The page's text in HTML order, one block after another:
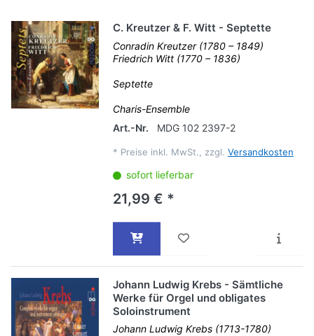
C. Kreutzer & F. Witt - Septette
Conradin Kreutzer (1780 – 1849)
Friedrich Witt (1770 – 1836)
Septette
Charis-Ensemble
Art.-Nr.
MDG 102 2397-2
* Preise inkl. MwSt., zzgl. Versandkosten
sofort lieferbar
21,99 € *
Johann Ludwig Krebs - Sämtliche
Werke für Orgel und obligates
Soloinstrument
Johann Ludwig Krebs (1713-1780)